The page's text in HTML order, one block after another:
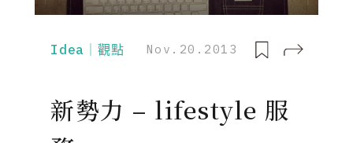
Idea｜觀點 Nov.20.2013
新勢力 – lifestyle 服